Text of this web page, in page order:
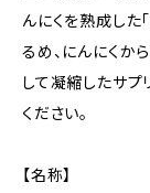
んにくを熟成した
るめ、にんにくか
して凝縮したサプ
ください。
【名称】